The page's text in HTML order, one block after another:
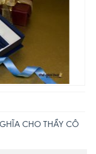
CHO THẦY CÔ